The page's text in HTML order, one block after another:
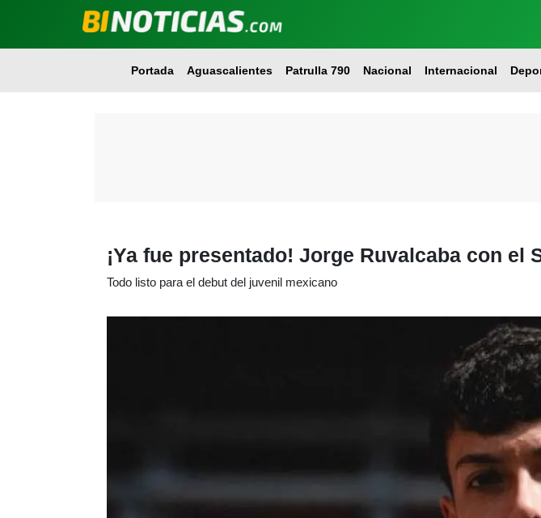
Portada Aguascalientes Patrulla 790 Nacional Internacional
¡Ya fue presentado! Jorge Ruvalcaba con el
Todo listo para el debut del juvenil mexicano